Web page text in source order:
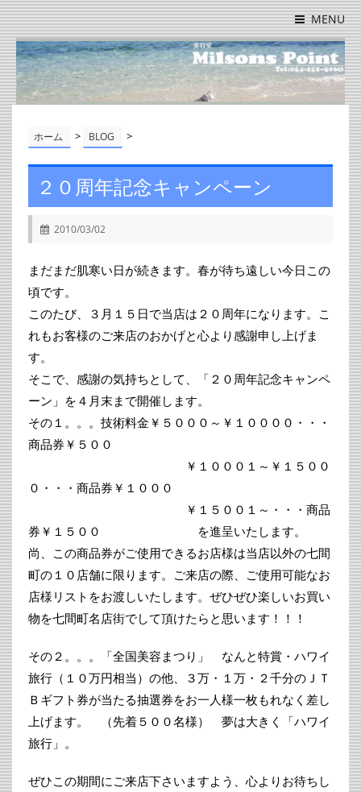
MENU
ホーム > BLOG >
２０周年記念キャンペーン
2010/03/02
まだまだ肌寒い日が続きます。春が待ち遠しい今日この
頃です。
このたび、３月１５日で当店は２０周年になります。こ
れもお客様のご来店のおかげと心より感謝申し上げま
す。
そこで、感謝の気持ちとして、「２０周年記念キャンペ
ーン」を４月末まで開催します。
その１。。。技術料金￥５０００～￥１００００・・・
商品券￥５００
￥１０００１～￥１５００
０・・・商品券￥１０００
￥１５００１～・・・商品
券￥１５００ を進呈いたします。
尚、この商品券がご使用できるお店様は当店以外の七間
町の１０店舗に限ります。ご来店の際、ご使用可能なお
店様リストをお渡しいたします。ぜひぜひ楽しいお買い
物を七間町名店街でして頂けたらと思います！！！
その２。。。「全国美容まつり」 なんと特賞・ハワイ
旅行（１０万円相当）の他、３万・１万・２千分のＪＴ
Ｂギフト券が当たる抽選券をお一人様一枚もれなく差し
上げます。 （先着５００名様） 夢は大きく「ハワイ
旅行」。
ぜひこの期間にご来店下さいますよう、心よりお待ちし